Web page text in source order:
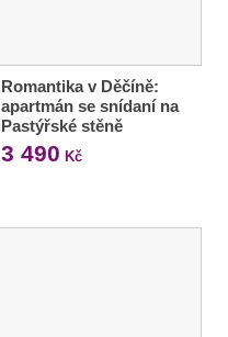
Romantika v Děčíně:
apartmán se snídaní na
Pastýřské stěně
3 490 Kč